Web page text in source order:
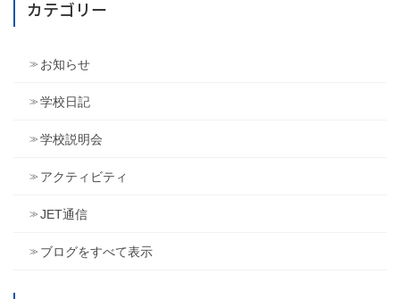
カテゴリー
お知らせ
学校日記
学校説明会
アクティビティ
JET通信
ブログをすべて表示